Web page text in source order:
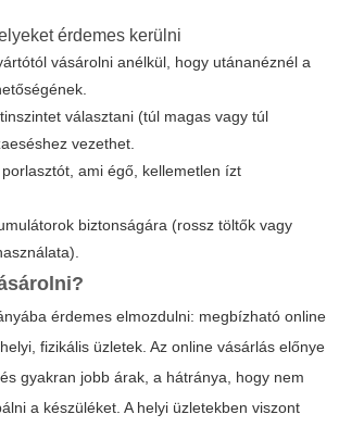
érdemes kerülni
vásárolni anélkül, hogy utánanéznél a
választani (túl magas vagy túl
vezethet.
ami égő, kellemetlen ízt
biztonságára (rossz töltők vagy
érdemes elmozdulni: megbízható online
fizikális üzletek. Az online vásárlás előnye
gyakran jobb árak, a hátránya, hogy nem
a készüléket. A helyi üzletekben viszont